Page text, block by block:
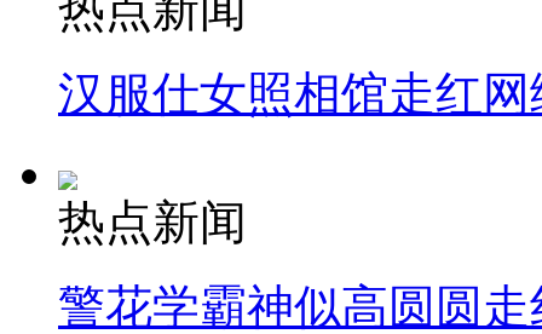
汉服仕女照相馆走红网
热点新闻
警花学霸神似高圆圆走